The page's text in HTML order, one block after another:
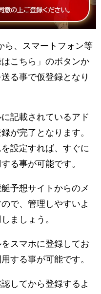
ら、スマートフォン等
こちら」のボタンか
る事で仮登録となり
記載されているアド
が完了となります。
設定すれば、すぐに
る事が可能です。
予想サイトからのメ
で、管理しやすいよ
ましょう。
スマホに登録してお
する事が可能です。
してから登録するよ